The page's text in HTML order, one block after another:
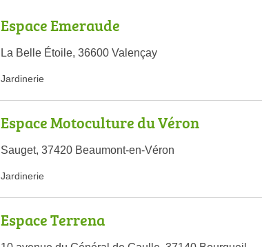
Espace Emeraude
La Belle Étoile, 36600 Valençay
Jardinerie
Espace Motoculture du Véron
Sauget, 37420 Beaumont-en-Véron
Jardinerie
Espace Terrena